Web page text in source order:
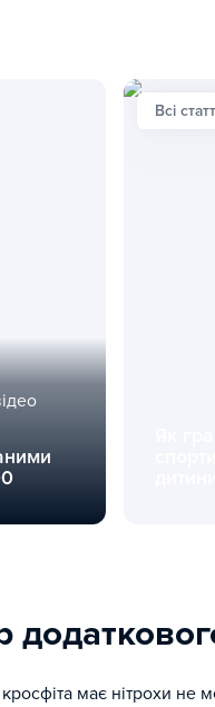
Всі
має нітрохи